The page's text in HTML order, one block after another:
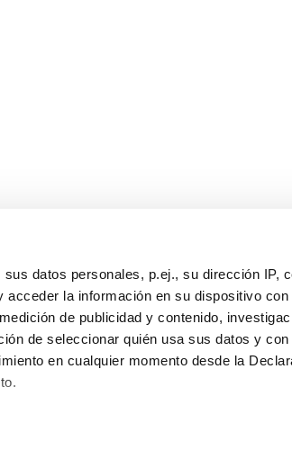
sus datos personales, p.ej., su dirección IP,
la información en su dispositivo con
de publicidad y contenido,
de seleccionar quién usa sus datos y con
en cualquier momento desde la